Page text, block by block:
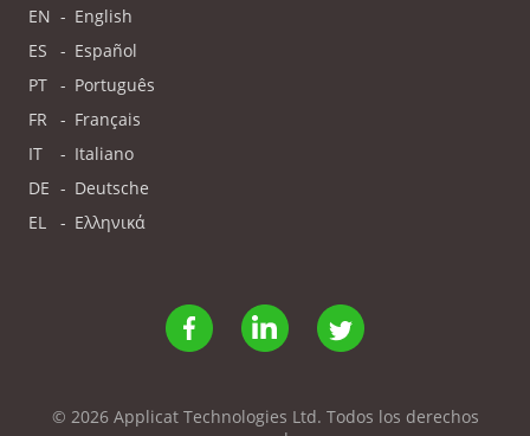
EN - English
ES
- Español
PT - Português
FR
- Français
IT
- Italiano
DE - Deutsche
EL
- Ελληνικά
© 2026 Applicat Technologies Ltd. Todos los derechos